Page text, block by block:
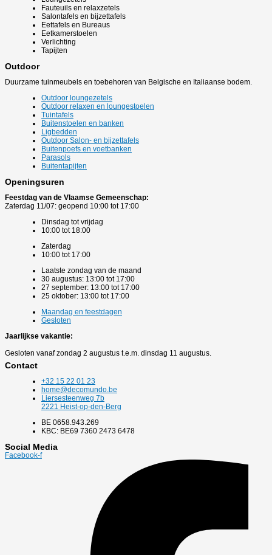
Fauteuils en relaxzetels
Salontafels en bijzettafels
Eettafels en Bureaus
Eetkamerstoelen
Verlichting
Tapijten
Outdoor
Duurzame tuinmeubels en toebehoren van Belgische en Italiaanse bodem.
Outdoor loungezetels
Outdoor relaxen en loungestoelen
Tuintafels
Buitenstoelen en banken
Ligbedden
Outdoor Salon- en bijzettafels
Buitenpoefs en voetbanken
Parasols
Buitentapijten
Openingsuren
Feestdag van de Vlaamse Gemeenschap:
Zaterdag 11/07: geopend 10:00 tot 17:00
Dinsdag tot vrijdag
10:00 tot 18:00
Zaterdag
10:00 tot 17:00
Laatste zondag van de maand
30 augustus: 13:00 tot 17:00
27 september: 13:00 tot 17:00
25 oktober: 13:00 tot 17:00
Maandag en feestdagen
Gesloten
Jaarlijkse vakantie:
Gesloten vanaf zondag 2 augustus t.e.m. dinsdag 11 augustus.
Contact
+32 15 22 01 23
home@decomundo.be
Liersesteenweg 7b
2221 Heist-op-den-Berg
BE 0658.943.269
KBC: BE69 7360 2473 6478
Social Media
Facebook-f